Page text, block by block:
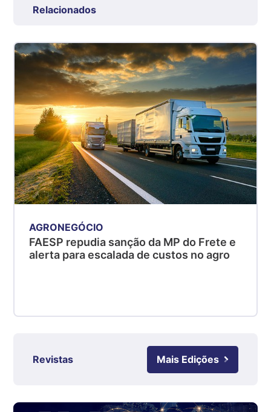
R$ 7,53
Suíno - Estadual
SP
R$ 5,08
kg
Suíno - Estadual
R$ 5,05
kg
Suíno - Estadual
PR
R$ 4,53
Suíno - Estadual
SC
R$ 4,48
Ovo Branco - Regional
cx
Relacionados
AGRONEGÓCIO
FAESP repudia sanção da MP do Frete e
alerta para escalada de custos no agro
Revistas Mais Edições